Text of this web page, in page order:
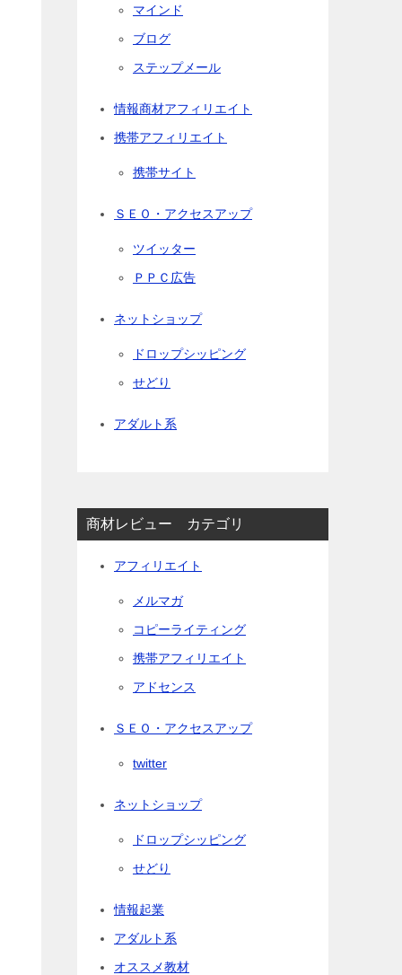
マインド
ブログ
ステップメール
情報商材アフィリエイト
携帯アフィリエイト
携帯サイト
ＳＥＯ・アクセスアップ
ツイッター
ＰＰＣ広告
ネットショップ
ドロップシッピング
せどり
アダルト系
商材レビュー カテゴリ
アフィリエイト
メルマガ
コピーライティング
携帯アフィリエイト
アドセンス
ＳＥＯ・アクセスアップ
twitter
ネットショップ
ドロップシッピング
せどり
情報起業
アダルト系
オススメ教材